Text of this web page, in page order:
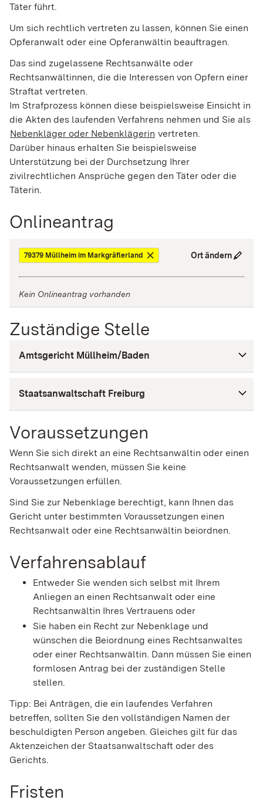
Täter führt.
Um sich rechtlich vertreten zu lassen, können Sie einen
Opferanwalt oder eine Opferanwältin beauftragen.
Das sind zugelassene Rechtsanwälte oder
Rechtsanwältinnen, die die Interessen von Opfern einer
Straftat vertreten.
Im Strafprozess können diese beispielsweise Einsicht in
die Akten des laufenden Verfahrens nehmen und Sie als
Nebenkläger oder Nebenklägerin vertreten.
Darüber hinaus erhalten Sie beispielsweise
Unterstützung bei der Durchsetzung Ihrer
zivilrechtlichen Ansprüche gegen den Täter oder die
Täterin.
Onlineantrag
79379 Müllheim im Markgräflerland Ort ändern
Kein Onlineantrag vorhanden
Zuständige Stelle
Amtsgericht Müllheim/Baden
Staatsanwaltschaft Freiburg
Voraussetzungen
Wenn Sie sich direkt an eine Rechtsanwältin oder einen
Rechtsanwalt wenden, müssen Sie keine
Voraussetzungen erfüllen.
Sind Sie zur Nebenklage berechtigt, kann Ihnen das
Gericht unter bestimmten Voraussetzungen einen
Rechtsanwalt oder eine Rechtsanwältin beiordnen.
Verfahrensablauf
Entweder Sie wenden sich selbst mit Ihrem
Anliegen an einen Rechtsanwalt oder eine
Rechtsanwältin Ihres Vertrauens oder
Sie haben ein Recht zur Nebenklage und
wünschen die Beiordnung eines Rechtsanwaltes
oder einer Rechtsanwältin. Dann müssen Sie einen
formlosen Antrag bei der zuständigen Stelle
stellen.
Tipp: Bei Anträgen, die ein laufendes Verfahren
betreffen, sollten Sie den vollständigen Namen der
beschuldigten Person angeben. Gleiches gilt für das
Aktenzeichen der Staatsanwaltschaft oder des
Gerichts.
Fristen